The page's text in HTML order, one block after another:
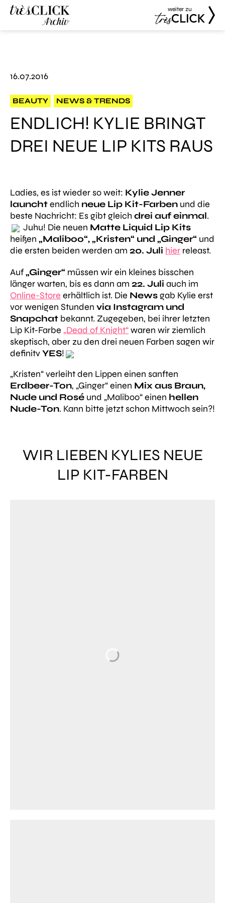
weiter zu
16.07.2016
BEAUTY NEWS & TRENDS
ENDLICH! KYLIE BRINGT
DREI NEUE LIP KITS RAUS
Ladies, es ist wieder so weit: Kylie Jenner
launchtendlich neue Lip Kit-Farben und die
beste Nachricht: Es gibt gleich drei auf einmal.
Juhu! Die neuen Matte Liquid Lip Kits
heißen „Maliboo“, „Kristen“ und „Ginger“ und
die ersten beiden werden am 20. Juli hier releast.
Auf„Ginger“ müssen wir ein kleines bisschen
länger warten, bis es dann am 22. Juli auch im
Online-Store erhältlich ist. Die Newsgab Kylie erst
vor wenigen Stunden via Instagram und
Snapchat bekannt. Zugegeben, bei ihrer letzten
Lip Kit-Farbe „Dead of Knight“waren wir ziemlich
skeptisch, aber zu den drei neuen Farben sagen wir
definitvYES!
„Kristen“ verleiht den Lippen einen sanften
Erdbeer-Ton, „Ginger“ einen Mix aus Braun,
Nude und Rosé und „Maliboo“ einen hellen
Nude-Ton. Kann bitte jetzt schon Mittwoch sein?!
WIR LIEBEN KYLIES NEUE
LIP KIT-FARBEN